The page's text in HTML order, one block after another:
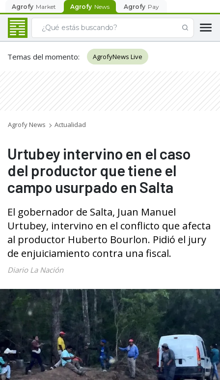
Agrofy Market Agrofy News Agrofy Pay
Temas del momento: AgrofyNews Live
Agrofy News Actualidad
Urtubey intervino en el caso
del productor que tiene el
campo usurpado en Salta
El gobernador de Salta, Juan Manuel
Urtubey, intervino en el conflicto que afecta
al productor Huberto Bourlon. Pidió el jury
de enjuiciamiento contra una fiscal.
Diario La Nación